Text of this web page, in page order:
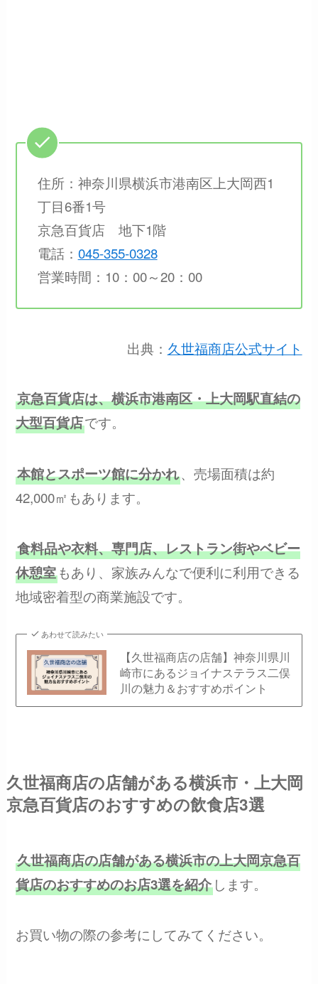
住所：神奈川県横浜市港南区上大岡西1
丁目6番1号
京急百貨店 地下1階
電話： 045-355-0328
営業時間：10：00～20：00
出典： 久世福商店公式サイト
京急百貨店は、横浜市港南区・上大岡駅直結の
大型百貨店です。
本館とスポーツ館に分かれ、売場面積は約
42,000㎡もあります。
食料品や衣料、専門店、レストラン街やベビー
休憩室もあり、家族みんなで便利に利用できる
地域密着型の商業施設です。
あわせて読みたい
【久世福商店の店舗】神奈川県川
崎市にあるジョイナステラス二俣
川の魅力＆おすすめポイント
久世福商店の店舗がある横浜市・上大岡
京急百貨店のおすすめの飲食店3選
久世福商店の店舗がある横浜市の上大岡京急百
貨店のおすすめのお店3選を紹介 します。
お買い物の際の参考にしてみてください。